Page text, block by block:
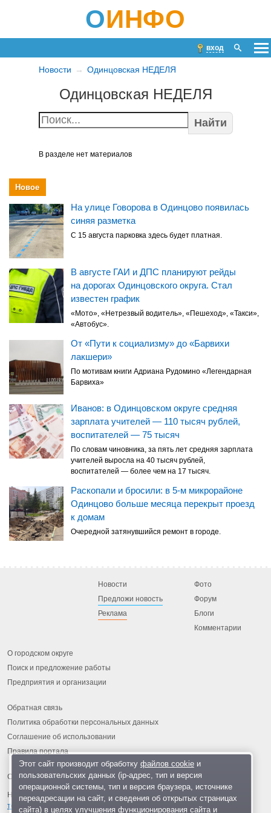
ОИНФО
вход
Новости Одинцовская НЕДЕЛЯ
Одинцовская НЕДЕЛЯ
Найти
В разделе нет материалов
Новое
На улице Говорова в Одинцово появилась
синяя разметка
С 15 августа парковка здесь будет платная.
В августе ГАИ и ДПС планируют рейды
на дорогах Одинцовского округа. Стал
известен график
«Мото», «Нетрезвый водитель», «Пешеход», «Такси»,
«Автобус».
От «Пути к социализму» до «Барвихи
лакшери»
По мотивам книги Адриана Рудомино «Легендарная
Барвиха»
Иванов: в Одинцовском округе средняя
зарплата учителей — 110 тысяч рублей,
воспитателей — 75 тысяч
По словам чиновника, за пять лет средняя зарплата
учителей выросла на 40 тысяч рублей,
воспитателей — более чем на 17 тысяч.
Раскопали и бросили: в 5-м микрорайоне
Одинцово больше месяца перекрыт проезд
к домам
Очередной затянувшийся ремонт в городе.
Новости
Предложи новость
Реклама
Фото
Форум
Блоги
Комментарии
О городском округе
Поиск и предложение работы
Предприятия и организации
Обратная связь
Политика обработки персональных данных
Соглашение об использовании
Правила портала
На информационном ресурсе применяются рекомендательные
технологии
Этот сайт производит обработку файлов cookieи
пользовательских данных (ip-адрес, тип и версия
операционной системы, тип и версия браузера, источнике
переадресации на сайт, и сведения об открытых страницах
сайта) в целях улучшения функционирования сайта и